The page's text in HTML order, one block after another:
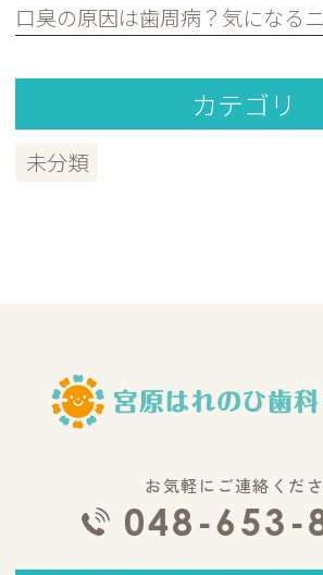
カテゴリ
未分類
お気軽にご連絡くだ
048-653-